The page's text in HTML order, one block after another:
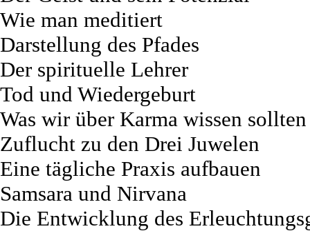
Wie man meditiert
Darstellung des Pfades
Der spirituelle Lehrer
Tod und Wiedergeburt
Was wir über Karma wissen sollten
Zuflucht zu den Drei Juwelen
Eine tägliche Praxis aufbauen
Samsara und Nirvana
Die Entwicklung des